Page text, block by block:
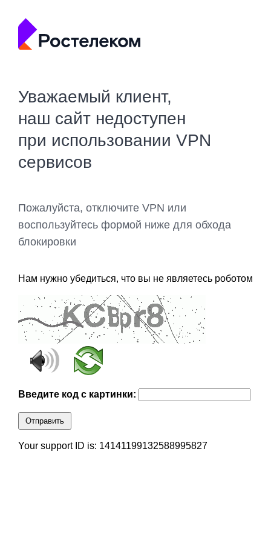
Уважаемый клиент,
наш сайт недоступен
при использовании VPN
сервисов
Пожалуйста, отключите VPN или
воспользуйтесь формой ниже для обхода
блокировки
Нам нужно убедиться, что вы не являетесь роботом
Введите код с картинки:
Отправить
Your support ID is: 14141199132588995827